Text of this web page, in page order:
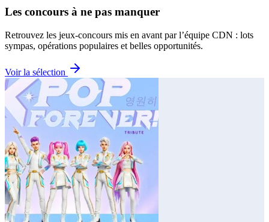
Les concours à ne pas manquer
Retrouvez les jeux-concours mis en avant par l’équipe CDN : lots
sympas, opérations populaires et belles opportunités.
Voir la sélection